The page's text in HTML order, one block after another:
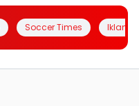
Soccer Times Iklanin